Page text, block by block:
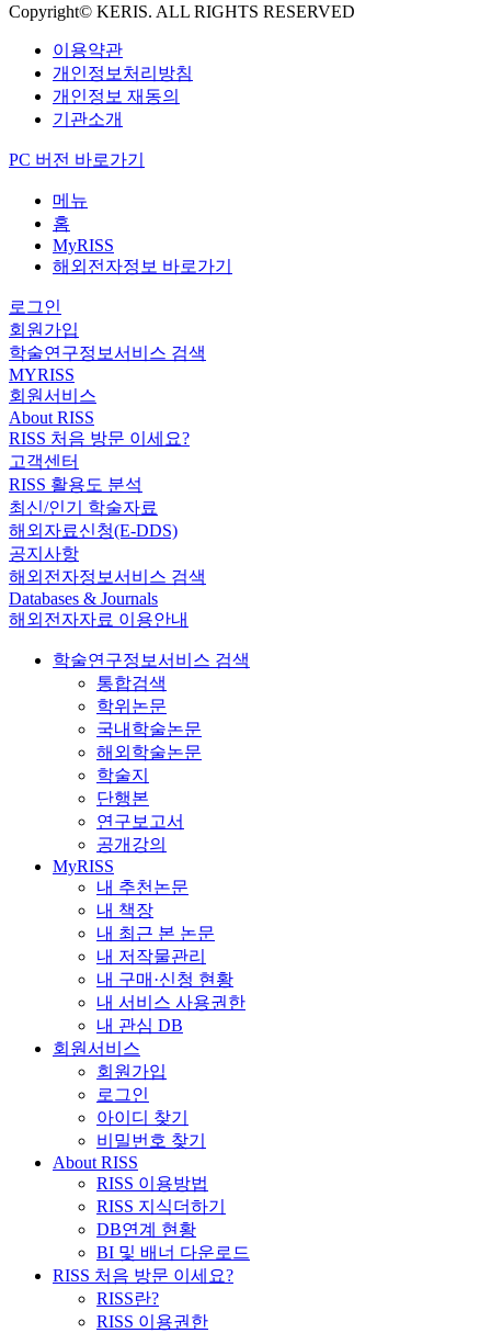
Copyright© KERIS. ALL RIGHTS RESERVED
이용약관
개인정보처리방침
개인정보 재동의
기관소개
PC 버전 바로가기
메뉴
홈
MyRISS
해외전자정보 바로가기
로그인
회원가입
학술연구정보서비스 검색
MYRISS
회원서비스
About RISS
RISS 처음 방문 이세요?
고객센터
RISS 활용도 분석
최신/인기 학술자료
해외자료신청(E-DDS)
공지사항
해외전자정보서비스 검색
Databases & Journals
해외전자자료 이용안내
학술연구정보서비스 검색
통합검색
학위논문
국내학술논문
해외학술논문
학술지
단행본
연구보고서
공개강의
MyRISS
내 추천논문
내 책장
내 최근 본 논문
내 저작물관리
내 구매·신청 현황
내 서비스 사용권한
내 관심 DB
회원서비스
회원가입
로그인
아이디 찾기
비밀번호 찾기
About RISS
RISS 이용방법
RISS 지식더하기
DB연계 현황
BI 및 배너 다운로드
RISS 처음 방문 이세요?
RISS란?
RISS 이용권한